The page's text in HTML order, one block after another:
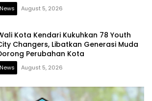
News August 5, 2026
Kota Kendari Kukuhkan 78 Youth
Changers, Libatkan Generasi Muda
Perubahan Kota
News August 5, 2026